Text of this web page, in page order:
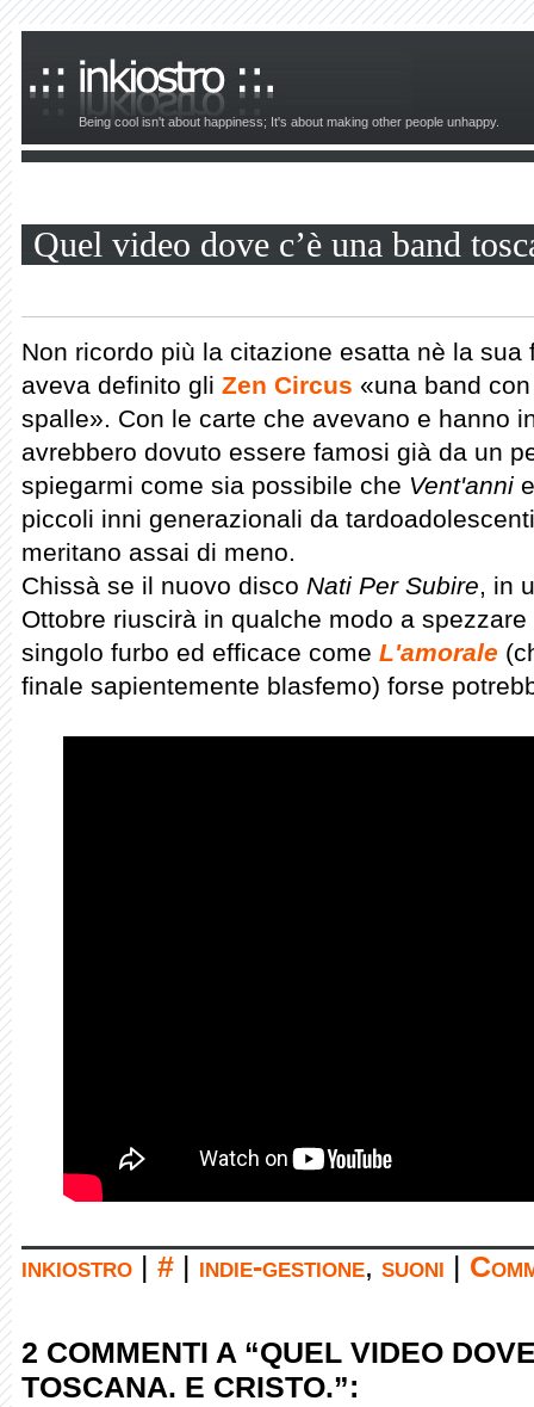
Being cool isn't about happiness; It's about making other people unhappy.
Quel video dove c’è una band
Non ricordo più la citazione esatta nè la
aveva definito gli Zen Circus «una band
spalle». Con le carte che avevano e hanno
avrebbero dovuto essere famosi già da un
spiegarmi come sia possibile che Vent'anni
piccoli inni generazionali da
meritano assai di meno.
Chissà se il nuovo disco Nati Per Subire, in
Ottobre riuscirà in qualche modo a
singolo furbo ed efficace come L'amorale
finale sapientemente blasfemo) forse
inkiostro # indie-gestione, suoni
2 COMMENTI A “QUEL VIDEO
TOSCANA. E CRISTO.”: